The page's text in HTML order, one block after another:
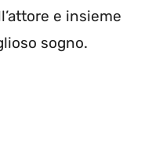
e insieme
sogno.